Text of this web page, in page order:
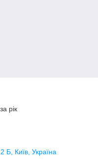
рік
Б, Київ, Україна